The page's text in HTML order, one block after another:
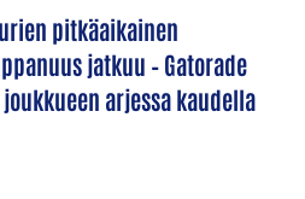
pitkäaikainen
jatkuu – Gatorade
arjessa kaudella